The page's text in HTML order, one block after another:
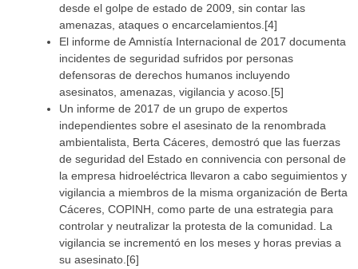
desde el golpe de estado de 2009, sin contar las
amenazas, ataques o encarcelamientos.[4]
El informe de Amnistía Internacional de 2017 documenta
incidentes de seguridad sufridos por personas
defensoras de derechos humanos incluyendo
asesinatos, amenazas, vigilancia y acoso.[5]
Un informe de 2017 de un grupo de expertos
independientes sobre el asesinato de la renombrada
ambientalista, Berta Cáceres, demostró que las fuerzas
de seguridad del Estado en connivencia con personal de
la empresa hidroeléctrica llevaron a cabo seguimientos y
vigilancia a miembros de la misma organización de Berta
Cáceres, COPINH, como parte de una estrategia para
controlar y neutralizar la protesta de la comunidad. La
vigilancia se incrementó en los meses y horas previas a
su asesinato.[6]